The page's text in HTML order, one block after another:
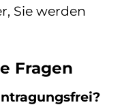
Sie werden
Fragen